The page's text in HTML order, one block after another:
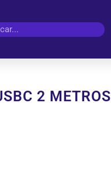
2 METROS